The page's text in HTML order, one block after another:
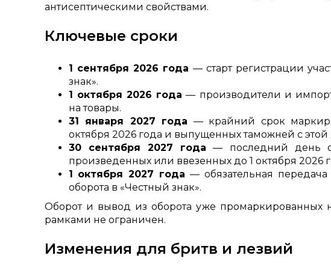
антисептическими свойствами.
Ключевые сроки
1 сентября 2026 года — старт регистрации
знак».
1 октября 2026 года — производители и
на товары.
31 января 2027 года — крайний срок
октября 2026 года и выпущенных таможней с этой
30 сентября 2027 года — последний день
произведенных или ввезенных до 1 октября 2026
1 октября 2027 года — обязательная
оборота в «Честный знак».
Оборот и вывод из оборота уже промаркированных
рамками не ограничен.
Изменения для бритв и лезвий